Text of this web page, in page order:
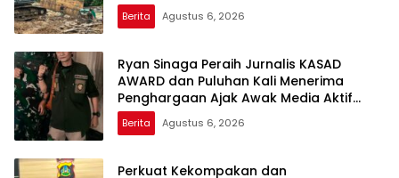
Berita Agustus 6, 2026
Ryan Sinaga Peraih Jurnalis KASAD
AWARD dan Puluhan Kali Menerima
Penghargaan Ajak Awak Media Aktif
Publikasi Kegiatan TNI
Berita Agustus 6, 2026
Perkuat Kekompakan dan